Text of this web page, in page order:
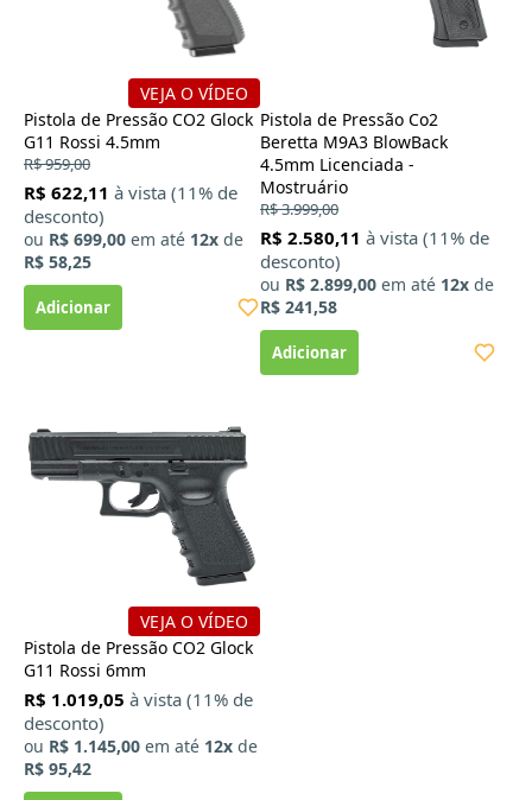
VEJA O VÍDEO
Pistola de Pressão CO2 Glock
G11 Rossi 4.5mm
R$ 959,00
R$ 622,11 à vista (11% de
desconto)
ou R$ 699,00 em até 12x de
R$ 58,25
Pistola de Pressão Co2
Beretta M9A3 BlowBack
4.5mm Licenciada -
Mostruário
R$ 3.999,00
R$ 2.580,11 à vista (11% de
desconto)
ou R$ 2.899,00 em até 12x de
R$ 241,58
VEJA O VÍDEO
Pistola de Pressão CO2 Glock
G11 Rossi 6mm
R$ 1.019,05 à vista (11% de
desconto)
ou R$ 1.145,00 em até 12x de
R$ 95,42